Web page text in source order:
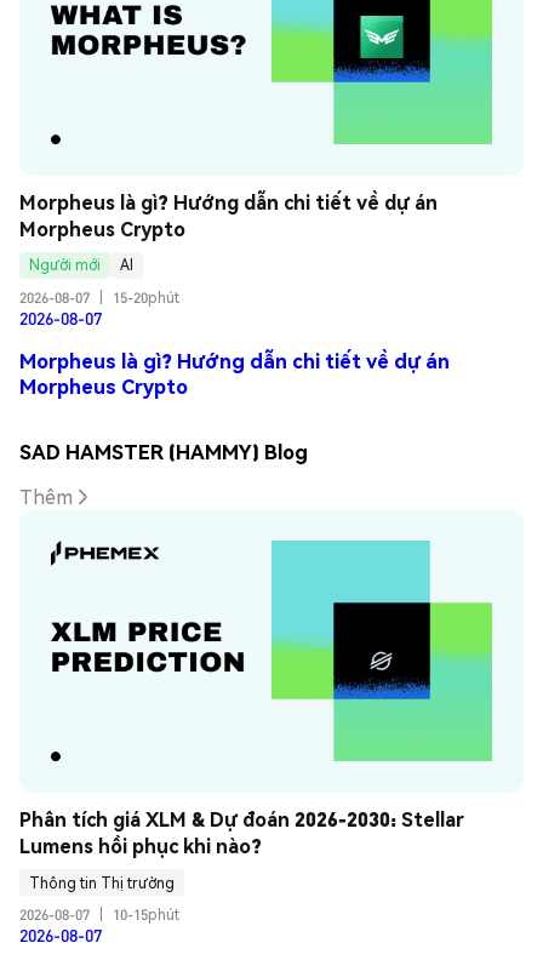
Morpheus là gì? Hướng dẫn chi tiết về dự án
Morpheus Crypto
Người mới
AI
2026-08-07
15-20phút
2026-08-07
Morpheus là gì? Hướng dẫn chi tiết về dự án
Morpheus Crypto
SAD HAMSTER (HAMMY) Blog
Thêm
Phân tích giá XLM & Dự đoán 2026-2030: Stellar
Lumens hồi phục khi nào?
Thông tin Thị trường
2026-08-07
10-15phút
2026-08-07